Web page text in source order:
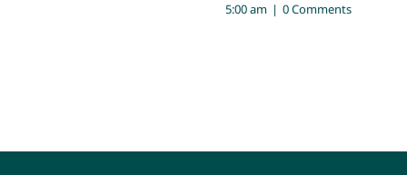
5:00 am | 0 Comments